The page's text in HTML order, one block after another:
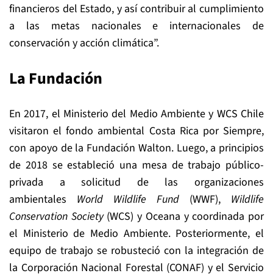
financieros del Estado, y así contribuir al cumplimiento
a las metas nacionales e internacionales de
conservación y acción climática”.
La Fundación
En 2017, el Ministerio del Medio Ambiente y WCS Chile
visitaron el fondo ambiental Costa Rica por Siempre,
con apoyo de la Fundación Walton. Luego, a principios
de 2018 se estableció una mesa de trabajo público-
privada a solicitud de las organizaciones
ambientales World Wildlife Fund (WWF), Wildlife
Conservation Society(WCS) y Oceana y coordinada por
el Ministerio de Medio Ambiente. Posteriormente, el
equipo de trabajo se robusteció con la integración de
la Corporación Nacional Forestal (CONAF) y el Servicio